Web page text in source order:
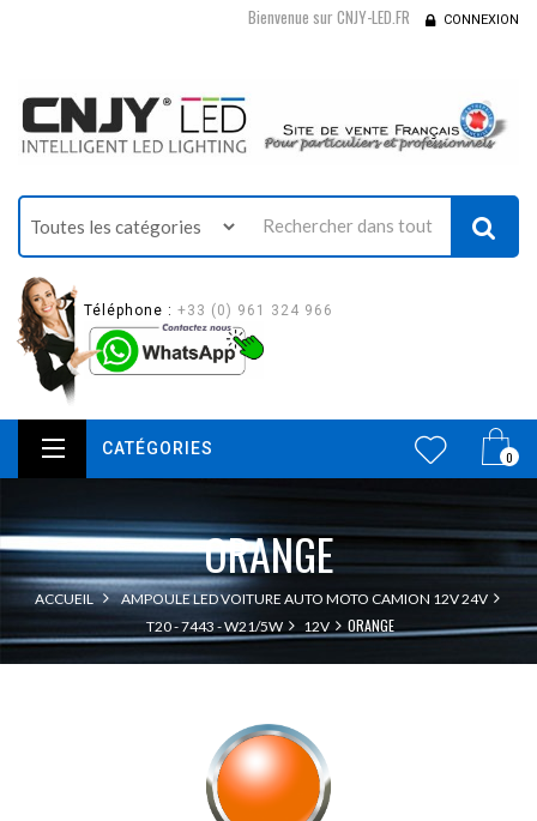
Bienvenue sur CNJY-LED.FR CONNEXION
Téléphone : +33 (0) 961 324 966
0
CATÉGORIES
ORANGE
ACCUEIL
AMPOULE LED VOITURE AUTO MOTO CAMION 12V 24V
T20 - 7443 - W21/5W
12V ORANGE